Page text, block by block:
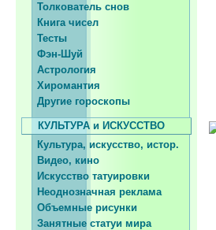
Толкователь снов
Книга чисел
Тесты
Фэн-Шуй
Астрология
Хиромантия
Другие гороскопы
КУЛЬТУРА и ИСКУССТВО
Культура, искусство, истор.
Видео, кино
Искусство татуировки
Неоднозначная реклама
Объемные рисунки
Занятные статуи мира